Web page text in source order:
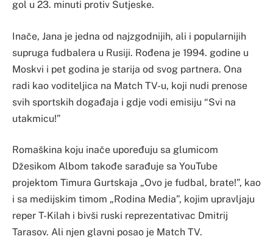
gol u 23. minuti protiv Sutjeske.
Inače, Jana je jedna od najzgodnijih, ali i popularnijih
supruga fudbalera u Rusiji. Rođena je 1994. godine u
Moskvi i pet godina je starija od svog partnera. Ona
radi kao voditeljica na Match TV-u, koji nudi prenose
svih sportskih događaja i gdje vodi emisiju “Svi na
utakmicu!”
Romaškina koju inače upoređuju sa glumicom
Džesikom Albom takođe sarađuje sa YouTube
projektom Timura Gurtskaja „Ovo je fudbal, brate!”, kao
i sa medijskim timom „Rodina Media”, kojim upravljaju
reper T-Kilah i bivši ruski reprezentativac Dmitrij
Tarasov. Ali njen glavni posao je Match TV.